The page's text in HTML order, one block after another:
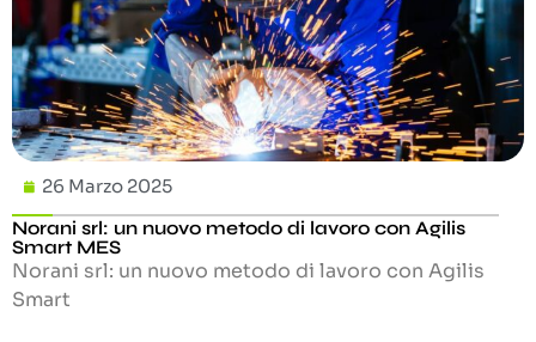
26 Marzo 2025
Norani srl: un nuovo metodo di lavoro con Agilis
Smart MES
Norani srl: un nuovo metodo di lavoro con Agilis
Smart